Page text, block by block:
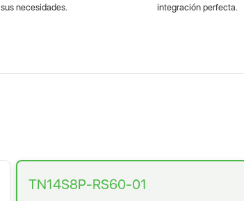
necesidades.
integración perfecta.
TN14S8P-RS60-01